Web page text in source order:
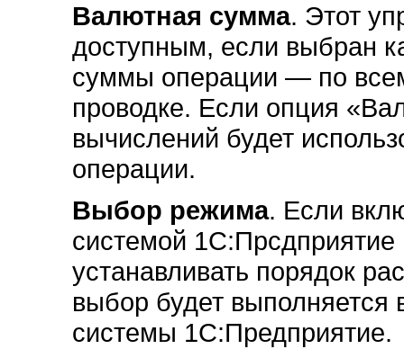
Валютная сумма. Этот
доступным, если выбран
суммы операции — по
проводке. Если опция
вычислений будет
операции.
Выбор режима. Если
системой 1С:Прсдприятие
устанавливать порядок
выбор будет выполняется
системы 1С:Предприятие.